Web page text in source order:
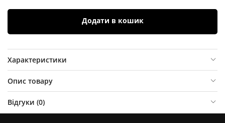
Додати в кошик
Характеристики
Опис товару
Відгуки (0)